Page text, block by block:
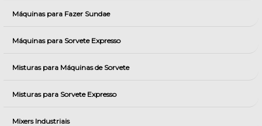
Máquinas para Fazer Sundae
Máquinas para Sorvete Expresso
Misturas para Máquinas de Sorvete
Misturas para Sorvete Expresso
Mixers Industriais